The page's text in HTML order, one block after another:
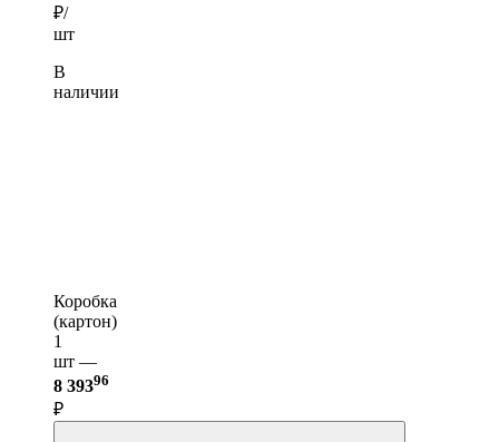
₽/
шт
В
наличии
Коробка
(картон)
1
шт —
8 39396
₽